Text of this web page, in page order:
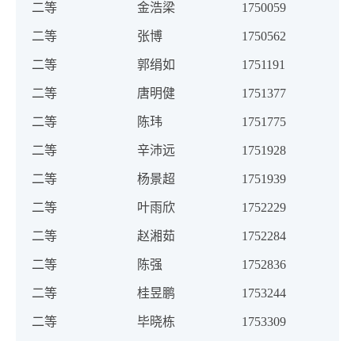
二等 金浩梁 1750059
二等 张博 1750562
二等 郭绢如 1751191
二等 唐明健 1751377
二等 陈玮 1751775
二等 辛沛远 1751928
二等 杨景超 1751939
二等 叶雨欣 1752229
二等 赵湘茹 1752284
二等 陈强 1752836
二等 桂昱鹏 1753244
二等 毕晓栋 1753309